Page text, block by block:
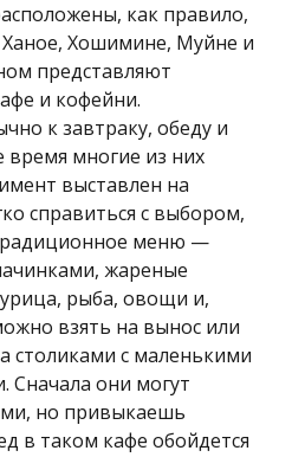
как правило,
Хошимине, Муйне и
представляют
и кофейни.
к завтраку, обеду и
время многие из них
выставлен на
справиться с выбором,
меню —
жареные
рыба, овощи и,
взять на вынос или
столиками с маленькими
Сначала они могут
но привыкаешь
в таком кафе обойдется